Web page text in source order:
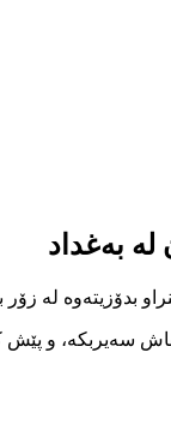
بەغداد
بدۆزیتەوە لە
سەیربکە، و پێش